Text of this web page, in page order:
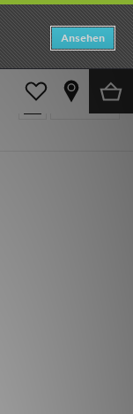
Ansehen
verfeinern